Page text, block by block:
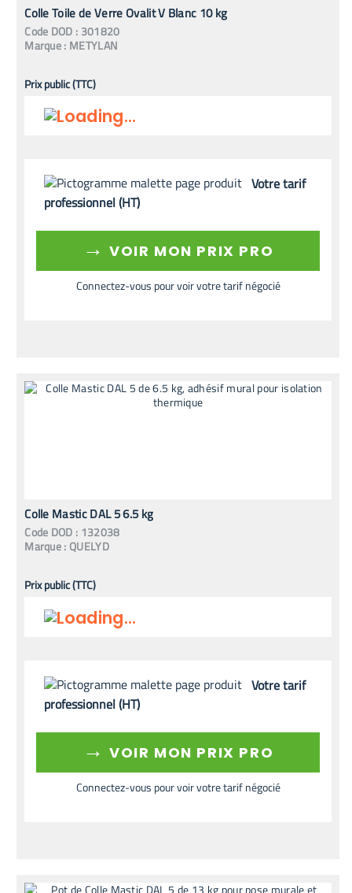
Colle Toile de Verre Ovalit V Blanc 10 kg
Code DOD : 301820
Marque : METYLAN
Prix public (TTC)
Votre tarif
professionnel (HT)
→ VOIR MON PRIX PRO
Connectez-vous pour voir votre tarif négocié
Colle Mastic DAL 5 6.5 kg
Code DOD : 132038
Marque : QUELYD
Prix public (TTC)
Votre tarif
professionnel (HT)
→ VOIR MON PRIX PRO
Connectez-vous pour voir votre tarif négocié